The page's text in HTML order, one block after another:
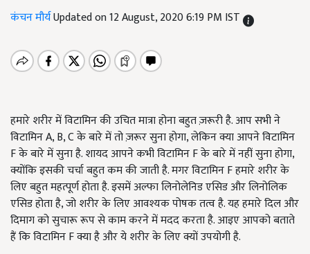
कंचन मौर्यUpdated on 12 August, 2020 6:19 PM IST
हमारे शरीर में विटामिन की उचित मात्रा होना बहुत ज़रूरी है. आप सभी ने
विटामिन A, B, C के बारे में तो ज़रूर सुना होगा, लेकिन क्या आपने विटामिन
F के बारे में सुना है. शायद आपने कभी विटामिन F के बारे में नहीं सुना होगा,
क्योंकि इसकी चर्चा बहुत कम की जाती है. मगर विटामिन F हमारे शरीर के
लिए बहुत महत्पूर्ण होता है. इसमें अल्फा लिनोलेनिड एसिड और लिनोलिक
एसिड होता है, जो शरीर के लिए आवश्यक पोषक तत्व है. यह हमारे दिल और
दिमाग को सुचारू रूप से काम करने में मदद करता है. आइए आपको बताते
हैं कि विटामिन F क्या है और ये शरीर के लिए क्यों उपयोगी है.